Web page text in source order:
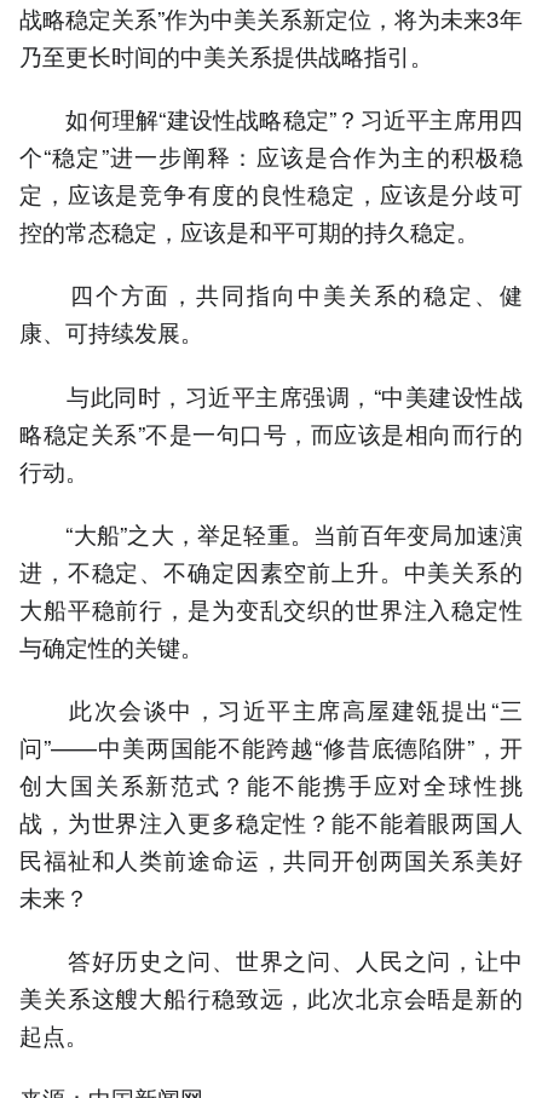
战略稳定关系”作为中美关系新定位，将为未来3年
乃至更长时间的中美关系提供战略指引。
如何理解“建设性战略稳定”？习近平主席用四
个“稳定”进一步阐释：应该是合作为主的积极稳
定，应该是竞争有度的良性稳定，应该是分歧可
控的常态稳定，应该是和平可期的持久稳定。
四个方面，共同指向中美关系的稳定、健
康、可持续发展。
与此同时，习近平主席强调，“中美建设性战
略稳定关系”不是一句口号，而应该是相向而行的
行动。
“大船”之大，举足轻重。当前百年变局加速演
进，不稳定、不确定因素空前上升。中美关系的
大船平稳前行，是为变乱交织的世界注入稳定性
与确定性的关键。
此次会谈中，习近平主席高屋建瓴提出“三
问”——中美两国能不能跨越“修昔底德陷阱”，开
创大国关系新范式？能不能携手应对全球性挑
战，为世界注入更多稳定性？能不能着眼两国人
民福祉和人类前途命运，共同开创两国关系美好
未来？
答好历史之问、世界之问、人民之问，让中
美关系这艘大船行稳致远，此次北京会晤是新的
起点。